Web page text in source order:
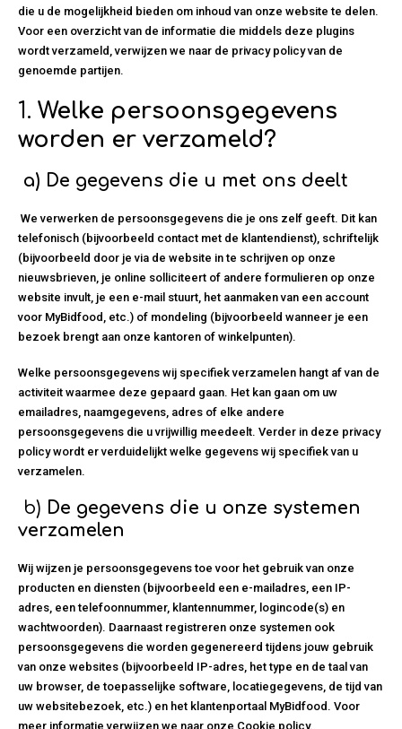
die u de mogelijkheid bieden om inhoud van onze website te delen.
Voor een overzicht van de informatie die middels deze plugins
wordt verzameld, verwijzen we naar de privacy policy van de
genoemde partijen.
1. Welke persoonsgegevens
worden er verzameld?
a) De gegevens die u met ons deelt
We verwerken de persoonsgegevens die je ons zelf geeft. Dit kan
telefonisch (bijvoorbeeld contact met de klantendienst), schriftelijk
(bijvoorbeeld door je via de website in te schrijven op onze
nieuwsbrieven, je online solliciteert of andere formulieren op onze
website invult, je een e-mail stuurt, het aanmaken van een account
voor MyBidfood, etc.) of mondeling (bijvoorbeeld wanneer je een
bezoek brengt aan onze kantoren of winkelpunten).
Welke persoonsgegevens wij specifiek verzamelen hangt af van de
activiteit waarmee deze gepaard gaan. Het kan gaan om uw
emailadres, naamgegevens, adres of elke andere
persoonsgegevens die u vrijwillig meedeelt. Verder in deze privacy
policy wordt er verduidelijkt welke gegevens wij specifiek van u
verzamelen.
b) De gegevens die u onze systemen
verzamelen
Wij wijzen je persoonsgegevens toe voor het gebruik van onze
producten en diensten (bijvoorbeeld een e-mailadres, een IP-
adres, een telefoonnummer, klantennummer, logincode(s) en
wachtwoorden). Daarnaast registreren onze systemen ook
persoonsgegevens die worden gegenereerd tijdens jouw gebruik
van onze websites (bijvoorbeeld IP-adres, het type en de taal van
uw browser, de toepasselijke software, locatiegegevens, de tijd van
uw websitebezoek, etc.) en het klantenportaal MyBidfood. Voor
meer informatie verwijzen we naar onze Cookie policy.